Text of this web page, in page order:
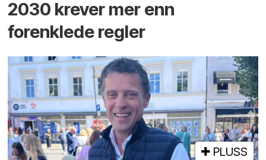
2030 krever mer enn
forenklede regler
PLUSS